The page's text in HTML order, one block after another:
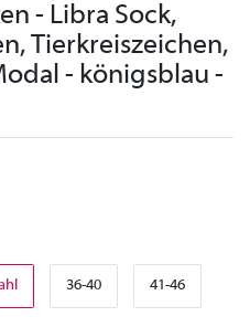
- Libra Sock,
Tierkreiszeichen,
- königsblau -
36-40 41-46